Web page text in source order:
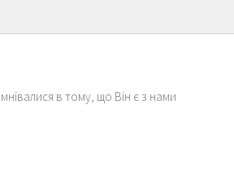
в тому, що Він є з нами